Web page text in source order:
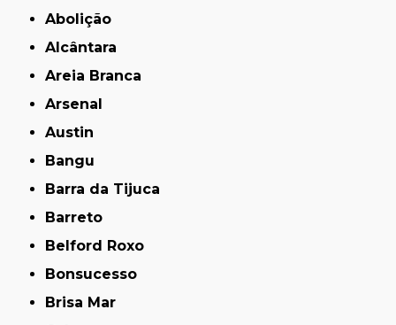
Abolição
Alcântara
Areia Branca
Arsenal
Austin
Bangu
Barra da Tijuca
Barreto
Belford Roxo
Bonsucesso
Brisa Mar